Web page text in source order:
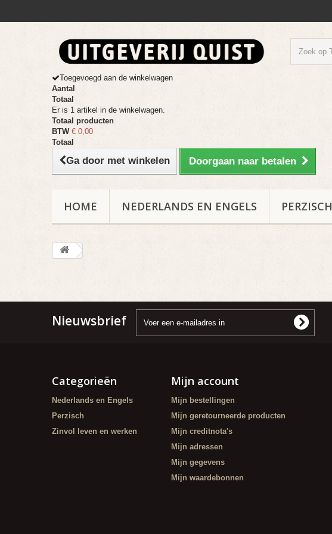
Toegevoegd aan de winkelwagen
Aantal
Totaal
Er is 1 artikel in de winkelwagen.
Totaal producten
BTW € 0,00
Totaal
Ga door met winkelen Doorgaan naar betalen
HOME NEDERLANDS EN ENGELS PERZISCH
Nieuwsbrief
Categorieën
Nederlands en Engels
Perzisch
Zinvol leven en werken
Mijn account
Mijn bestellingen
Mijn geretourneerde producten
Mijn creditnota's
Mijn adressen
Mijn gegevens
Mijn waardebonnen